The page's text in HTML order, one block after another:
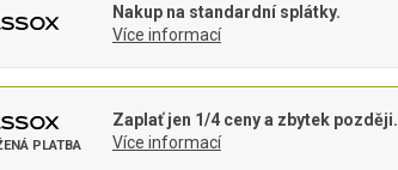
Nakup na standardní splátky.
Více informací
PLATBA
Zaplať jen 1/4 ceny a zbytek později.
Více informací